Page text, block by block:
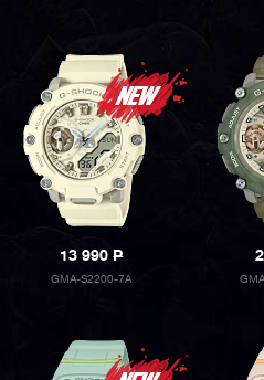
13 990P
GMA-S2200-7A